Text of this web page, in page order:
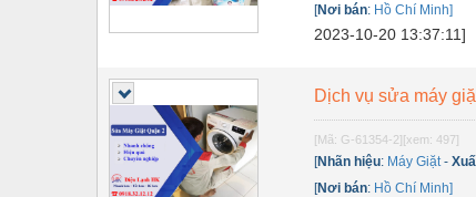
Máy công cụ - Phụ tùng
Mỏ - Trang thiết bị
Mô tơ - Hộp số
[Nơi bán: Hồ Chí Minh]
2023-10-20 13:37:11]
Dịch vụ sửa máy
[Mã: G-61354-2][xem: 497]
[Nhãn hiệu: Máy Giặt -
[Nơi bán: Hồ Chí Minh]